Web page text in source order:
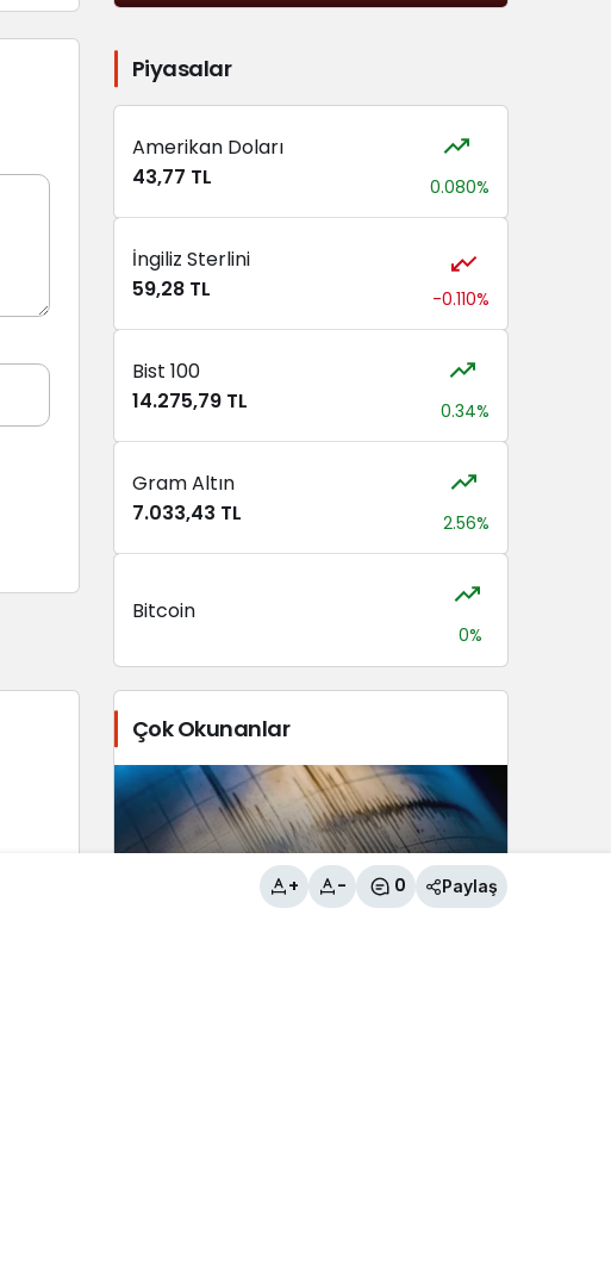
Piyasalar
Amerikan Doları
43,77 TL
0.080%
İngiliz Sterlini
59,28 TL
-0.110%
Bist 100
14.275,79 TL
0.34%
Gram Altın
7.033,43 TL
2.56%
Bitcoin
0%
+ - 0 Paylaş
Çok Okunanlar
Tuşba İlçesi’nde 3.8 büyüklüğünde